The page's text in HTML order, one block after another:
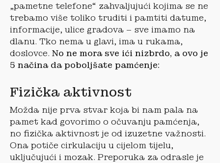
„pametne telefone“ zahvaljujući kojima se ne
trebamo više toliko truditi i pamtiti datume,
informacije, ulice gradova – sve imamo na
dlanu. Tko nema u glavi, ima u rukama,
doslovce. No ne mora sve ići nizbrdo, a ovo je
5 načina da poboljšate pamćenje:
Fizička aktivnost
Možda nije prva stvar koja bi nam pala na
pamet kad govorimo o očuvanju pamćenja,
no fizička aktivnost je od izuzetne važnosti.
Ona potiče cirkulaciju u cijelom tijelu,
uključujući i mozak. Preporuka za odrasle je